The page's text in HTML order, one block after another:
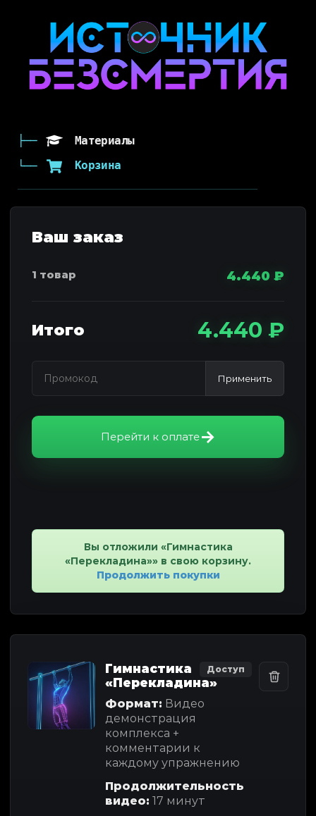
Материалы
Корзина
Доступ
Гимнастика
«Перекладина»
Формат: Видео
демонстрация
комплекса +
комментарии к
каждому упражнению
Продолжительность
видео: 17 минут
4.440 ₽
Итого 4.440 ₽
Применить
Перейти к оплате
Вы отложили «Гимнастика
«Перекладина»» в свою корзину.
Продолжить покупки